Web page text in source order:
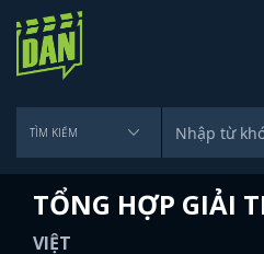
TỔNG HỢP GIẢI
VIỆT